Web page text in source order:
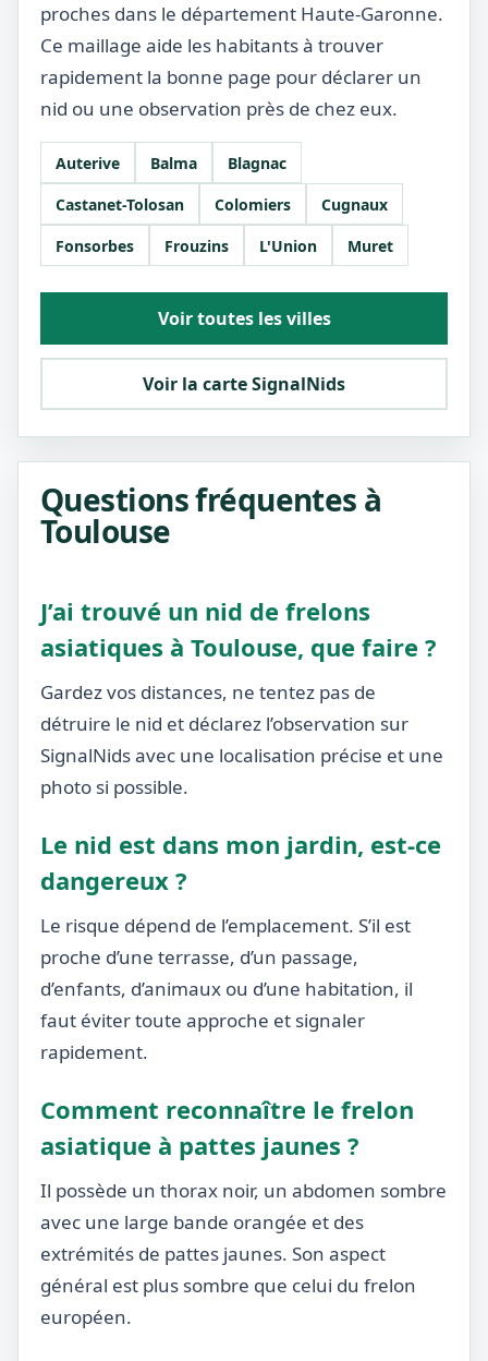
proches dans le département Haute-Garonne.
Ce maillage aide les habitants à trouver
rapidement la bonne page pour déclarer un
nid ou une observation près de chez eux.
Auterive Balma
Blagnac
Castanet-Tolosan
Colomiers
Cugnaux
Fonsorbes
Frouzins L'Union Muret
Voir toutes les villes
Voir la carte SignalNids
Questions fréquentes à
Toulouse
J’ai trouvé un nid de frelons
asiatiques à Toulouse, que faire ?
Gardez vos distances, ne tentez pas de
détruire le nid et déclarez l’observation sur
SignalNids avec une localisation précise et une
photo si possible.
Le nid est dans mon jardin, est-ce
dangereux ?
Le risque dépend de l’emplacement. S’il est
proche d’une terrasse, d’un passage,
d’enfants, d’animaux ou d’une habitation, il
faut éviter toute approche et signaler
rapidement.
Comment reconnaître le frelon
asiatique à pattes jaunes ?
Il possède un thorax noir, un abdomen sombre
avec une large bande orangée et des
extrémités de pattes jaunes. Son aspect
général est plus sombre que celui du frelon
européen.